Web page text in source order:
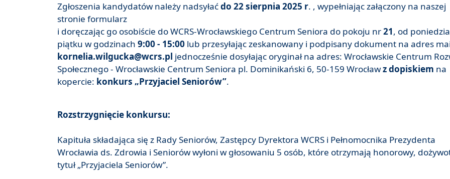
Zgłoszenia kandydatów należy nadsyłaćdo 22 sierpnia 2025 r. , wypełniając załączony na naszej
stronie formularz
i doręczając go osobiście do WCRS-Wrocławskiego Centrum Seniora do pokoju nr21, od
piątku w godzinach 9:00 - 15:00 lub przesyłając zeskanowany i podpisany dokument na adres
kornelia.wilgucka@wcrs.pl jednocześnie dosyłając oryginał na adres: Wrocławskie Centrum
Społecznego - Wrocławskie Centrum Seniora pl. Dominikański 6, 50-159 Wrocławz dopiskiem na
kopercie: konkurs „Przyjaciel Seniorów”.
Rozstrzygnięcie konkursu:
Kapituła składająca się z Rady Seniorów, Zastępcy Dyrektora WCRS i Pełnomocnika Prezydenta
Wrocławia ds. Zdrowia i Seniorów wyłoni w głosowaniu 5 osób, które otrzymają honorowy,
tytuł „Przyjaciela Seniorów”.